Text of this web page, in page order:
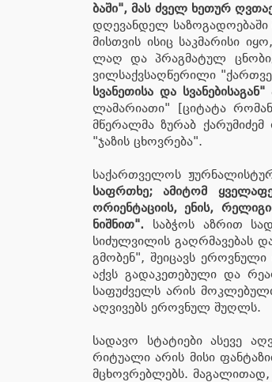
ბა­ში", მას ძველ ხე­თურ
დღე­ვან­დელ
მის­თ­ვის ისიც საკ­მა­რი­სი
ლაღ და პრაგ­მა­ტულ
ვილსაქვსაღ­წე­რი­ლი
სვანეთისა და სვანებისაგან"
ლამარიათი" [ციტატა
მწერალმა ზურაბ
"ჯაზის ცხოვრება".
საქართველოს
საფრთხე; ამიტომ
ორიენტაციის, ენის,
ნიშნით". საბჭოს აზრით
სიძულვილის გაღრმავებას
გმობენ", შეიცავს
აქვს გადაკეთებული და
საფუძველს არის
აღვივებს ეროვნულ შუღლს.
სადავო სტატიები ასევე
რიტუალი არის მისი
მცხოვრებლებს. მაგალითად,